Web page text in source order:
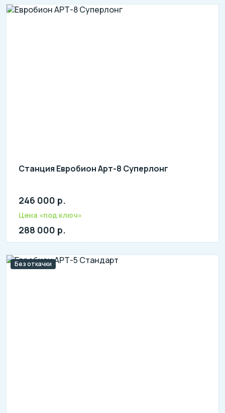
Станция Евробион Арт-8 Суперлонг
Количество человек: 6-8
литров в сутки: 1600
246 000 р.
Цена «под ключ»
288 000 р.
Без откачки